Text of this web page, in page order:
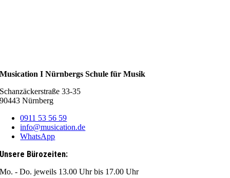
Musication I Nürnbergs Schule für Musik
Schanzäckerstraße 33-35
90443 Nürnberg
0911 53 56 59
info@musication.de
WhatsApp
Unsere Bürozeiten:
Mo. - Do. jeweils 13.00 Uhr bis 17.00 Uhr